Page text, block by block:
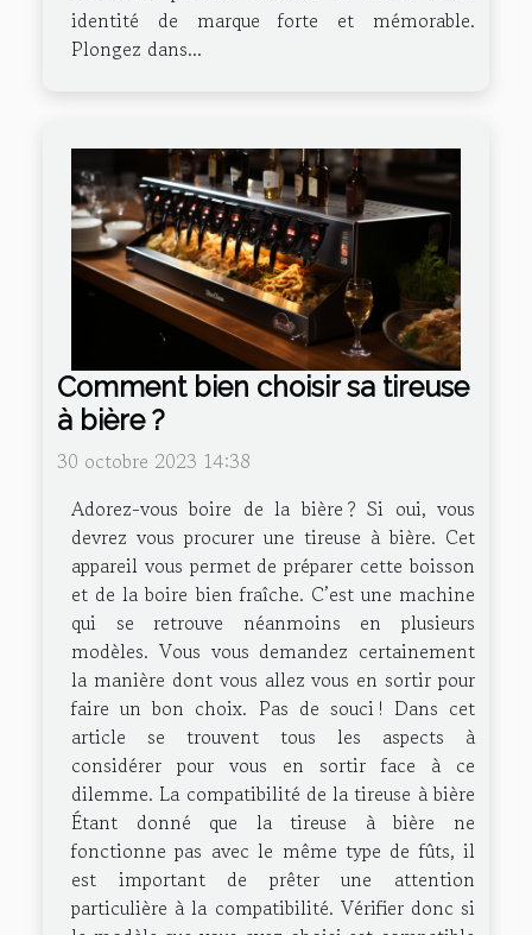
identité de marque forte et mémorable.
Plongez dans...
Comment bien choisir sa tireuse
à bière ?
30 octobre 2023 14:38
Adorez-vous boire de la bière ? Si oui, vous
devrez vous procurer une tireuse à bière. Cet
appareil vous permet de préparer cette boisson
et de la boire bien fraîche. C’est une machine
qui se retrouve néanmoins en plusieurs
modèles. Vous vous demandez certainement
la manière dont vous allez vous en sortir pour
faire un bon choix. Pas de souci ! Dans cet
article se trouvent tous les aspects à
considérer pour vous en sortir face à ce
dilemme. La compatibilité de la tireuse à bière
Étant donné que la tireuse à bière ne
fonctionne pas avec le même type de fûts, il
est important de prêter une attention
particulière à la compatibilité. Vérifier donc si